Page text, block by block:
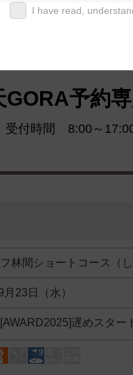
GORA予約
受付時間 8:00～
林間ショートコース（
23日（水）
[AWARD2025]遅めスタ
others during play (e.g.,
and cooperation
I have read,